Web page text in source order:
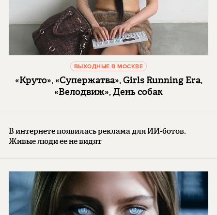
ВЫХОДНЫЕ В МОСКВЕ
«Круто», «Супержатва», Girls Running Era,
«Велодвиж», День собак
В интернете появилась реклама для ИИ-ботов.
Живые люди ее не видят